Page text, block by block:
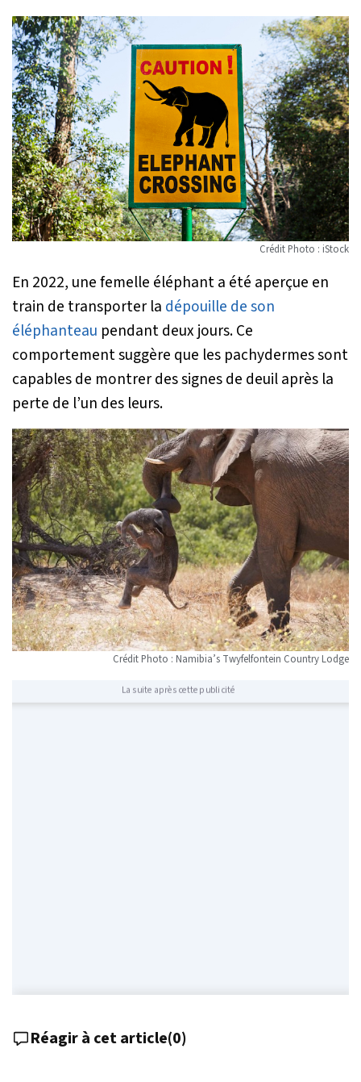
Crédit Photo : iStock
En 2022, une femelle éléphant a été aperçue en
train de transporter la dépouille de son
éléphanteau pendant deux jours. Ce
comportement suggère que les pachydermes sont
capables de montrer des signes de deuil après la
perte de l’un des leurs.
Crédit Photo : Namibia’s Twyfelfontein Country Lodge
La suite après cette publicité
Réagir à cet article(0)